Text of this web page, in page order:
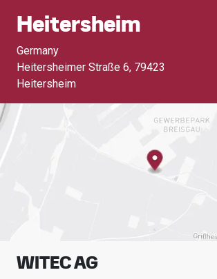
Heitersheim
Germany
Heitersheimer Straße 6, 79423
Heitersheim
WITEC AG